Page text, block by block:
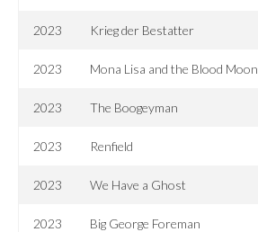
2023 Krieg der Bestatter
2023 Mona Lisa and the Blood Moon
2023 The Boogeyman
2023 Renfield
2023 We Have a Ghost
2023 Big George Foreman